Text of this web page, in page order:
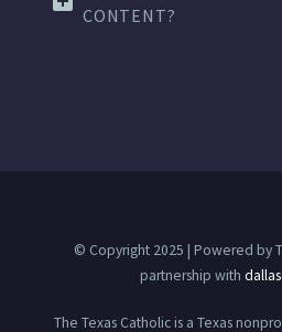
CONTENT?
© Copyright 2025 | Powered by
partnership with
The Texas Catholic is a Texas